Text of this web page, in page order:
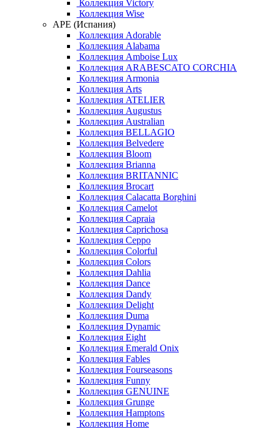
Коллекция Victory
Коллекция Wise
APE (Испания)
Коллекция Adorable
Коллекция Alabama
Коллекция Amboise Lux
Коллекция ARABESCATO CORCHIA
Коллекция Armonia
Коллекция Arts
Коллекция ATELIER
Коллекция Augustus
Коллекция Australian
Коллекция BELLAGIO
Коллекция Belvedere
Коллекция Bloom
Коллекция Brianna
Коллекция BRITANNIC
Коллекция Brocart
Коллекция Calacatta Borghini
Коллекция Camelot
Коллекция Capraia
Коллекция Caprichosa
Коллекция Ceppo
Коллекция Colorful
Коллекция Colors
Коллекция Dahlia
Коллекция Dance
Коллекция Dandy
Коллекция Delight
Коллекция Duma
Коллекция Dynamic
Коллекция Eight
Коллекция Emerald Onix
Коллекция Fables
Коллекция Fourseasons
Коллекция Funny
Коллекция GENUINE
Коллекция Grunge
Коллекция Hamptons
Коллекция Home